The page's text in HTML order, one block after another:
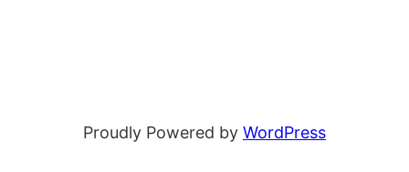
Proudly Powered by WordPress